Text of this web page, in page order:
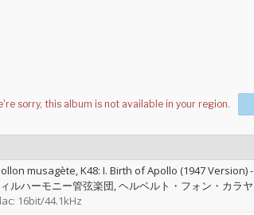
musagète, K48: I. Birth of Apollo (1947 Version)-
ルハーモニー管弦楽団 ヘルベルト・フォン・カラヤ
16bit/44.1kHz